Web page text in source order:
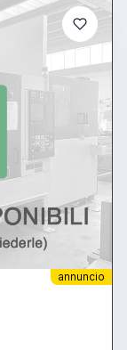
annuncio